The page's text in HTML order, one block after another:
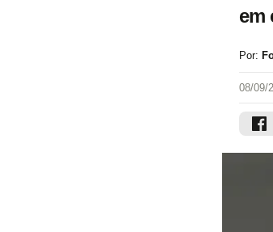
em
Por:
08/09/